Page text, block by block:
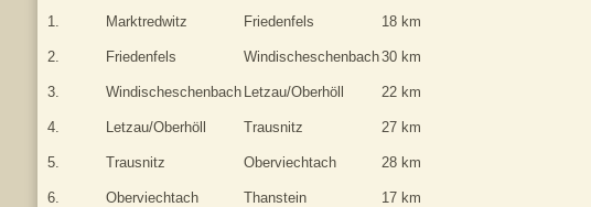
1. Marktredwitz Friedenfels 18 km
2. Friedenfels Windischeschenbach30 km
3. Windischeschenbach Letzau/Oberhöll 22 km
4. Letzau/Oberhöll Trausnitz 27 km
5. Trausnitz Oberviechtach 28 km
6. Oberviechtach Thanstein 17 km